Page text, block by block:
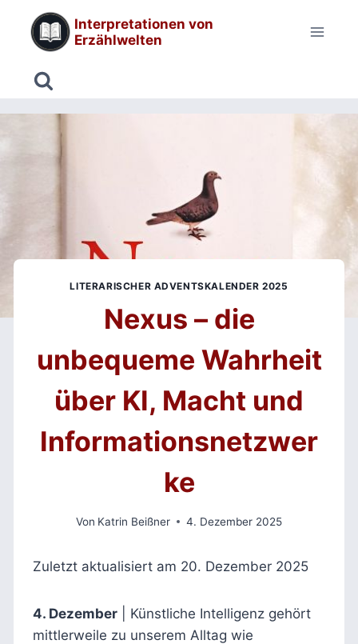
Inhalt
springen
Interpretationen von
Erzählwelten
LITERARISCHER ADVENTSKALENDER 2025
Nexus – die
unbequeme Wahrheit
über KI, Macht und
Informationsnetzwer
ke
Von Katrin Beißner 4. Dezember 2025
Zuletzt aktualisiert am 20. Dezember 2025
4. Dezember| Künstliche Intelligenz gehört
mittlerweile zu unserem Alltag wie